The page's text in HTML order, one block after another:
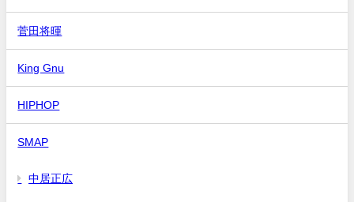
菅田将暉
King Gnu
HIPHOP
SMAP
中居正広